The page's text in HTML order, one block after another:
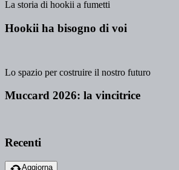
La storia di hookii a fumetti
Hookii ha bisogno di voi
Lo spazio per costruire il nostro futuro
Muccard 2026: la vincitrice
Recenti
Aggiorna